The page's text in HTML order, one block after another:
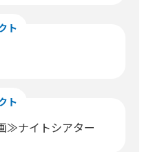
ト
ト
≫ナイトシアター